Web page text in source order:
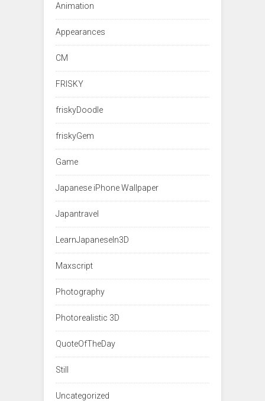
Animation
Appearances
CM
FRISKY
friskyDoodle
friskyGem
Game
Japanese iPhone Wallpaper
Japantravel
LearnJapaneseIn3D
Maxscript
Photography
Photorealistic 3D
QuoteOfTheDay
Still
Uncategorized